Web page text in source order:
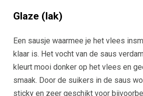
Glaze (lak)
Een sausje waarmee je het vlees
klaar is. Het vocht van de saus
kleurt mooi donker op het vlees en
smaak. Door de suikers in de saus
sticky en zeer geschikt voor